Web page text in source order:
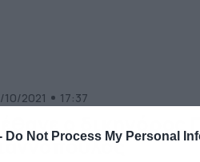
Do Not Process My Personal
2021 17:37
Πέθανε ο δικηγόρος